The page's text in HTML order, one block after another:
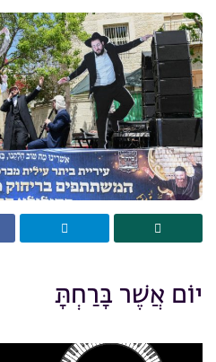
יוֹם אֲשֶׁר בָּרַחְתָּ